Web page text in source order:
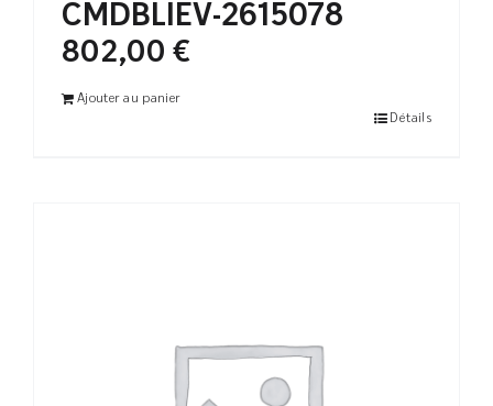
CMDBLIEV-2615078
802,00 €
Ajouter au panier
Détails